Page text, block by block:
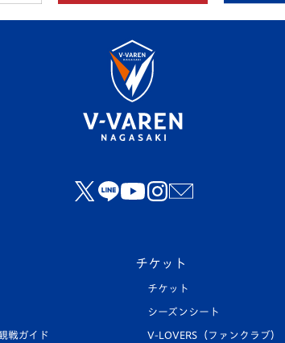
戦ガイド
チケット
チケット
シーズンシート
V-LOVERS（ファンクラブ）